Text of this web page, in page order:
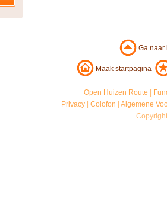
Ga
Maak startpagina
Open Huizen Route
Privacy |Colofon |Algemene